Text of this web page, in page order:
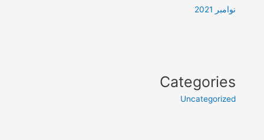
نوامبر 2021
Categories
Uncategorized